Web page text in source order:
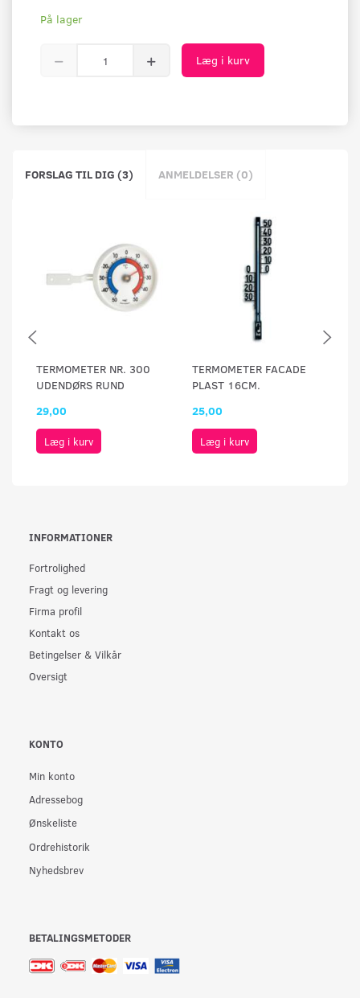
På lager
Læg i kurv
FORSLAG TIL DIG (3) ANMELDELSER (0)
TERMOMETER NR. 300
UDENDØRS RUND
29,00
Læg i kurv
TERMOMETER FACADE
PLAST 16CM.
25,00
Læg i kurv
INFORMATIONER
Fortrolighed
Fragt og levering
Firma profil
Kontakt os
Betingelser & Vilkår
Oversigt
KONTO
Min konto
Adressebog
Ønskeliste
Ordrehistorik
Nyhedsbrev
BETALINGSMETODER